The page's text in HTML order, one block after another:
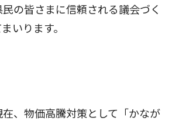
の皆さまに信頼される議会づく
いります。
、物価高騰対策として「かなが